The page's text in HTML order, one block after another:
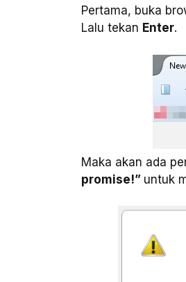
Pertama, buka
Lalu tekan Enter.
Maka akan ada
promise!” untuk